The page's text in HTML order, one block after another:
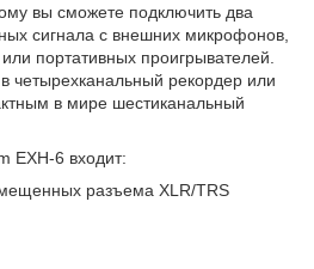
вы сможете подключить два
сигнала с внешних микрофонов,
портативных проигрывателей.
четырехканальный рекордер или
в мире шестиканальный
EXH-6 входит:
разъема XLR/TRS